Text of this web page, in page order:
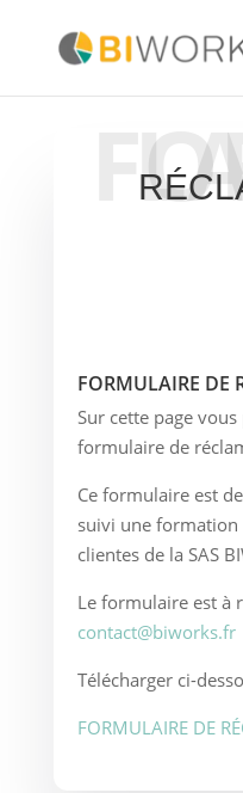
FORMULAIRE DE
Sur cette page
formulaire de
Ce formulaire est
suivi une
clientes de la SAS
Le formulaire est à
contact@biworks.fr
Télécharger ci-
FORMULAIRE DE